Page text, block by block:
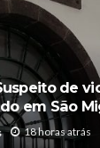
de
em São
18 horas atrás